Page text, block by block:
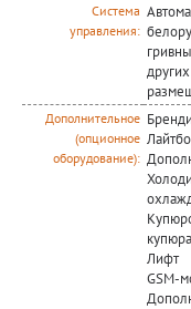
Система
управления:
Дополнительное
(опционное
оборудование):
Лифт
GSM-